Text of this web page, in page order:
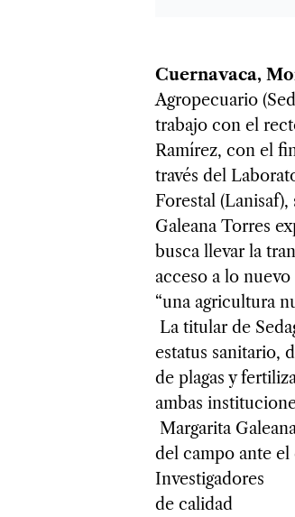
Cuernavaca,
Agropecuario
trabajo con el
Ramírez, con el
través del
Forestal
Galeana Torres
busca llevar la
acceso a lo
“una agricultura
La titular de
estatus sanitario,
de plagas y
ambas
Margarita
del campo ante
Investigadores
de calidad